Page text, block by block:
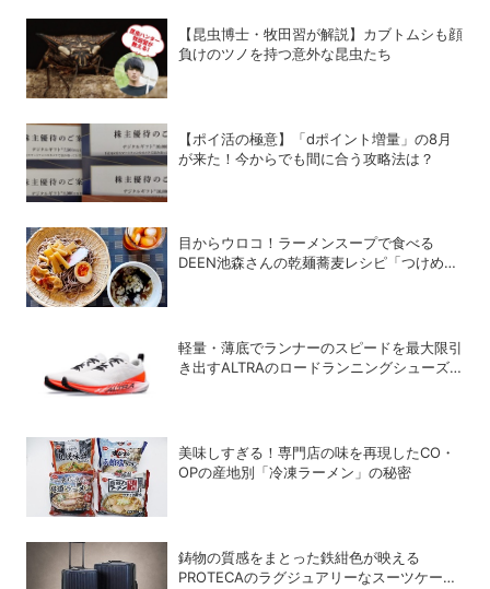
【昆虫博士・牧田習が解説】カブトムシも顔
負けのツノを持つ意外な昆虫たち
【ポイ活の極意】「dポイント増量」の8月
が来た！今からでも間に合う攻略法は？
目からウロコ！ラーメンスープで食べる
DEEN池森さんの乾麺蕎麦レシピ「つけめん
軽量・薄底でランナーのスピードを最大限引
き出すALTRAのロードランニングシューズ
美味しすぎる！専門店の味を再現したCO・
OPの産地別「冷凍ラーメン」の秘密
鋳物の質感をまとった鉄紺色が映える
PROTECAのラグジュアリーなスーツケース